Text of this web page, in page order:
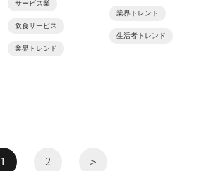
サービス業
飲食サービス
業界トレンド
業界トレンド
生活者トレンド
1 2 ＞